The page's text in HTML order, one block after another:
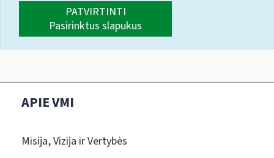
PATVIRTINTI
Pasirinktus slapukus
APIE VMI
Misija, Vizija ir Vertybės